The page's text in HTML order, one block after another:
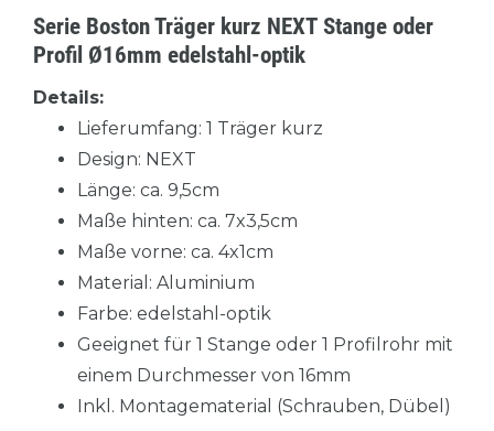
Serie Boston Träger kurz NEXT Stange oder
Profil Ø16mm edelstahl-optik
Details:
Lieferumfang: 1 Träger kurz
Design: NEXT
Länge: ca. 9,5cm
Maße hinten: ca. 7x3,5cm
Maße vorne: ca. 4x1cm
Material: Aluminium
Farbe: edelstahl-optik
Geeignet für 1 Stange oder 1 Profilrohr mit
einem Durchmesser von 16mm
Inkl. Montagematerial (Schrauben, Dübel)